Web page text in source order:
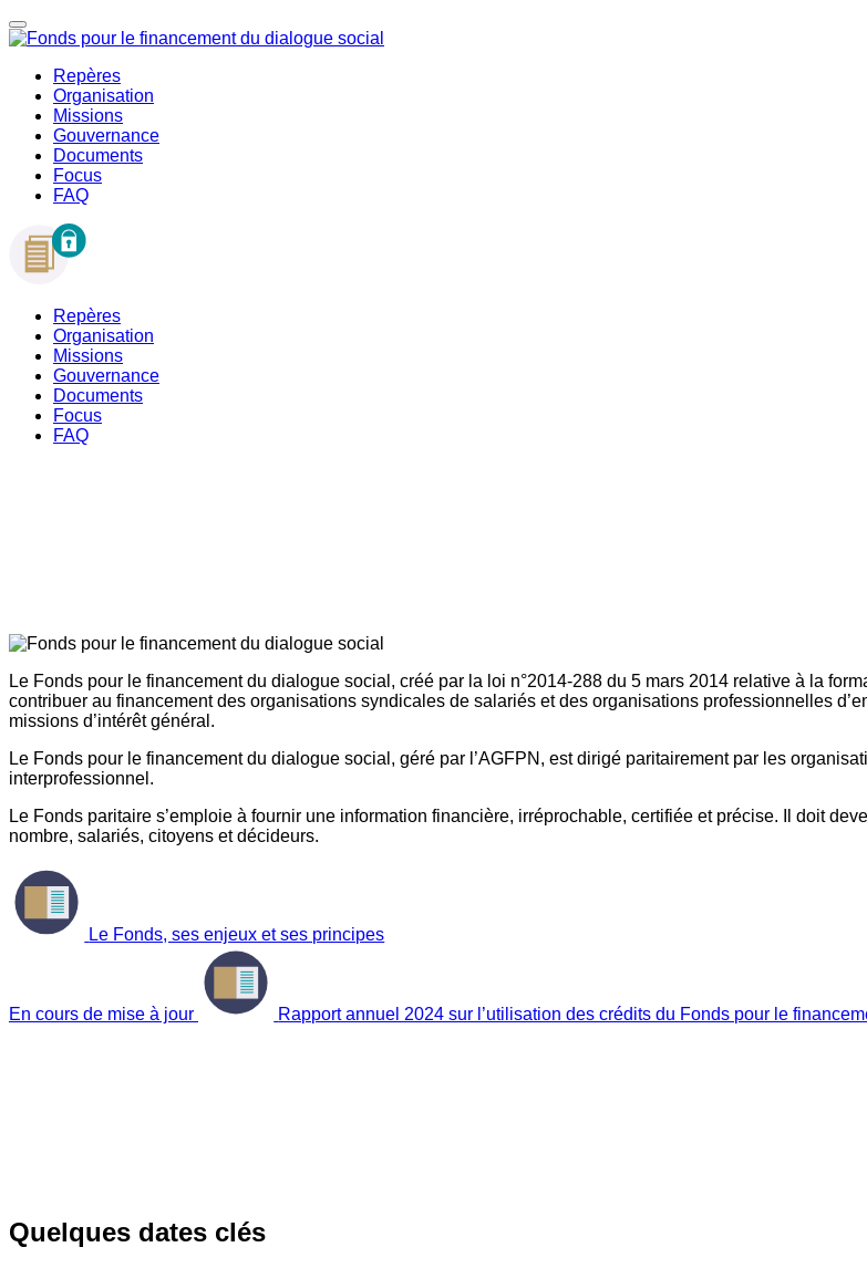
Repères
Organisation
Missions
Gouvernance
Documents
Focus
FAQ
Repères
Organisation
Missions
Gouvernance
Documents
Focus
FAQ
Le Fonds pour le financement du dialogue social, créé par la loi n°2014-288 du 5 mars 2014 relative à la
contribuer au financement des organisations syndicales de salariés et des organisations professionnelles
missions d’intérêt général.
Le Fonds pour le financement du dialogue social, géré par l’AGFPN, est dirigé paritairement par les
interprofessionnel.
Le Fonds paritaire s’emploie à fournir une information financière, irréprochable, certifiée et précise. Il doit
nombre, salariés, citoyens et décideurs.
Le Fonds, ses enjeux et ses principes
En cours de mise à jour Rapport annuel 2024 sur l’utilisation des crédits du Fonds pour le
Quelques dates clés